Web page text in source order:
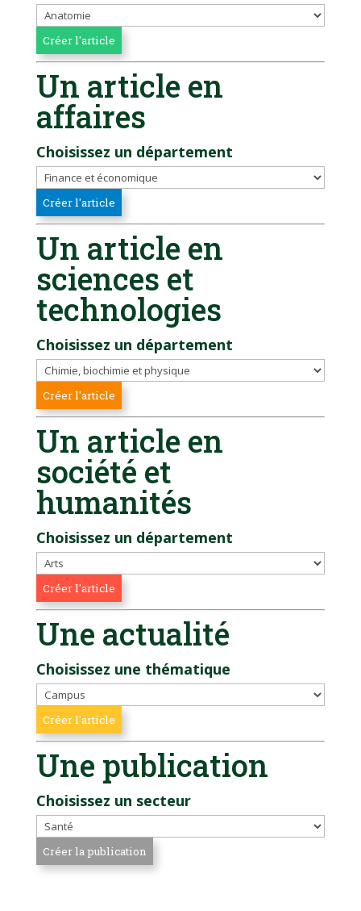
Un article en
affaires
Choisissez un département
Un article en
sciences et
technologies
Choisissez un département
Un article en
société et
humanités
Choisissez un département
Une actualité
Choisissez une thématique
Une publication
Choisissez un secteur